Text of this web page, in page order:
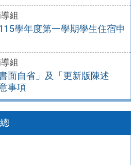
組
學年度第一學期學生住宿申
組
面自省」及「更新版陳述
事項